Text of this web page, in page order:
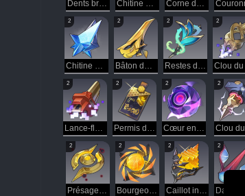
Dents brisées du loup de fer Chitine endothermique Corne des neiges
2
Chitine gelée
2
Bâton de foudre du métamorphe
2
Restes de l’Entité transcendantale
2
2
Lance-flammes onirique
2
Permis de travail de la CPI
2
Cœur enragé
2
2
Présage du Conflit
2
Bourgeon du crépuscule
2
Caillot invasif
2